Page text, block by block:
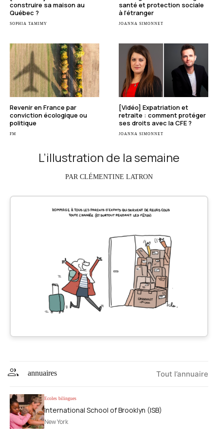
construire sa maison au
Québec ?
SOPHIA TAMIMY
santé et protection sociale
à l’étranger
JOANNA SIMONNET
Revenir en France par
conviction écologique ou
politique
FM
[Vidéo] Expatriation et
retraite : comment protéger
ses droits avec la CFE ?
JOANNA SIMONNET
L’illustration de la semaine
PAR CLÉMENTINE LATRON
annuaires Tout l’annuaire
Ecoles bilingues
International School of Brooklyn (ISB)
New York